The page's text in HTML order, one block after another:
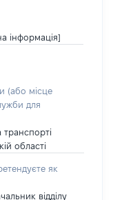
інформація]
(або місце
для
області
як
відділу